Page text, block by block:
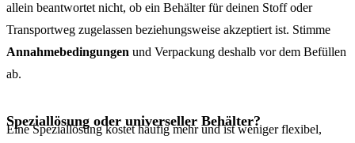
allein beantwortet nicht, ob ein Behälter für deinen Stoff oder
Transportweg zugelassen beziehungsweise akzeptiert ist. Stimme
Annahmebedingungen und Verpackung deshalb vor dem Befüllen
ab.
Speziallösung oder universeller Behälter?
Eine Speziallösung kostet häufig mehr und ist weniger flexibel,